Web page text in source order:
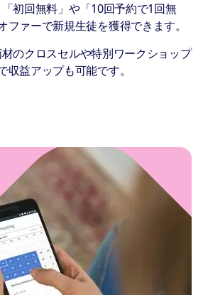
「初回無料」や「10回予約で1回無
ファーで新規生徒を獲得できます。
のクロスセルや特別ワークショップ
収益アップも可能です。